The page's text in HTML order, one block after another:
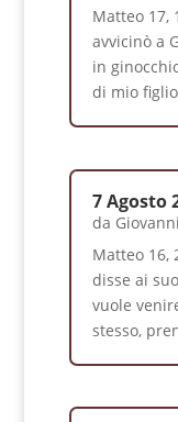
Matteo 17,
avvicinò a
in
di mio
7 Agosto
da
Matteo 16,
disse ai
vuole
stesso,